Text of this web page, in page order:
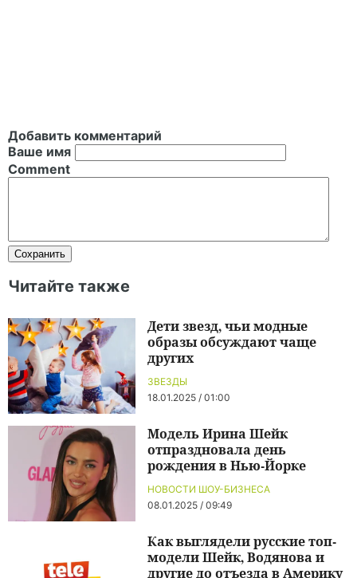
Добавить комментарий
Ваше имя
Comment
Читайте также
ЗВЕЗДЫ
18.01.2025 / 01:00
Дети звезд, чьи модные
образы обсуждают чаще
других
НОВОСТИ ШОУ-БИЗНЕСА
08.01.2025 / 09:49
Модель Ирина Шейк
отпраздновала день
рождения в Нью-Йорке
Как выглядели русские топ-
модели Шейк, Водянова и
другие до отъезда в Америку